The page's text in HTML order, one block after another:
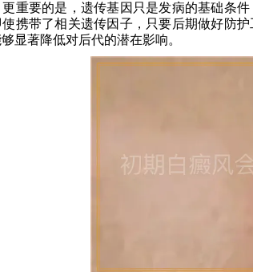
重要的是，遗传基因只是发病的基础条
携带了相关遗传因子，只要后期做好防
显著降低对后代的潜在影响。